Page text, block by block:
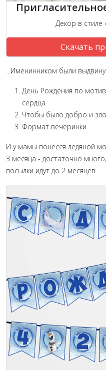
Декор в стиле
Скачать
...Именинником были
День Рождения по
сердца
Чтобы было добро и зло
Формат вечеринки
И у мамы понесся ледяной
3 месяца - достаточно
посылки идут до 2 месяцев.